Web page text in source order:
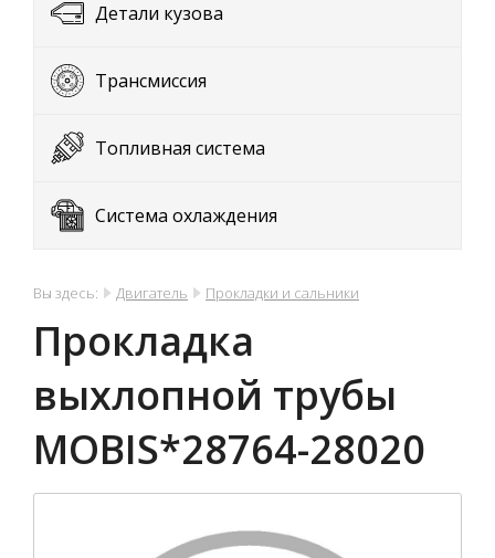
Детали кузова
Трансмиссия
Топливная система
Система охлаждения
Вы здесь: Двигатель Прокладки и сальники
Прокладка
выхлопной трубы
MOBIS*28764-28020